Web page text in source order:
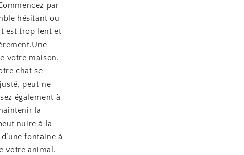
par
hésitant ou
est trop lent et
votre maison.
chat se
peut ne
également à
la
nuire à la
fontaine à
votre animal.